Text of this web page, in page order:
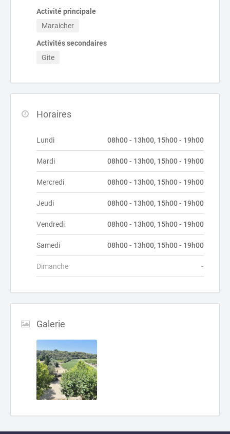
Activité principale
Maraicher
Activités secondaires
Gite
Horaires
Lundi 08h00 - 13h00, 15h00 - 19h00
Mardi 08h00 - 13h00, 15h00 - 19h00
Mercredi 08h00 - 13h00, 15h00 - 19h00
Jeudi 08h00 - 13h00, 15h00 - 19h00
Vendredi 08h00 - 13h00, 15h00 - 19h00
Samedi 08h00 - 13h00, 15h00 - 19h00
Dimanche -
Galerie